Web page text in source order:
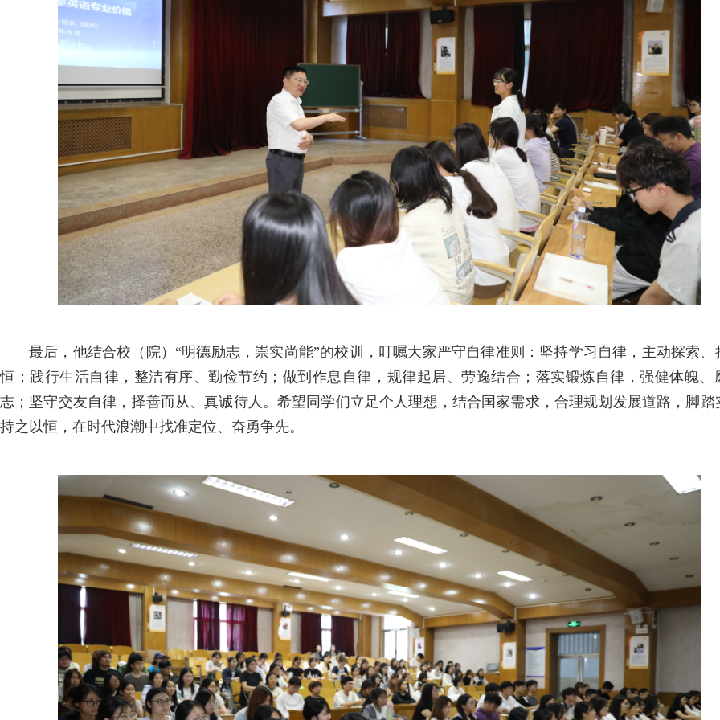
最后，他结合校（院）“明德励志，崇实尚能”的校训，叮嘱大家严守自律准则：坚持学习自律，主动探索、
恒；践行生活自律，整洁有序、勤俭节约；做到作息自律，规律起居、劳逸结合；落实锻炼自律，强健体魄、
志；坚守交友自律，择善而从、真诚待人。希望同学们立足个人理想，结合国家需求，合理规划发展道路，脚踏
持之以恒，在时代浪潮中找准定位、奋勇争先。